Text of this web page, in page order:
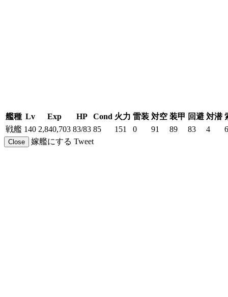
艦種 Lv Exp HP Cond 火力 雷装 対空 装甲 回避 対潜
戦艦 140 2,840,703 83/83 85 151 0 91 89 83 4
Close 嫁艦にする Tweet